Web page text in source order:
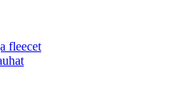
fleecet